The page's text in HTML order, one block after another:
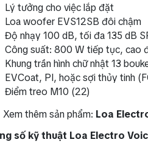
Lý tưởng cho việc lắp đặt
Loa woofer EVS12SB đôi chậm
Độ nhạy 100 dB, tối đa 135 dB
Công suất: 800 W tiếp tục, cao
Khung trần hình chữ nhật 13
EVCoat, PI, hoặc sợi thủy tinh
Điểm treo M10 (22)
thêm sản phẩm: Loa
số kỹ thuật Loa Electro